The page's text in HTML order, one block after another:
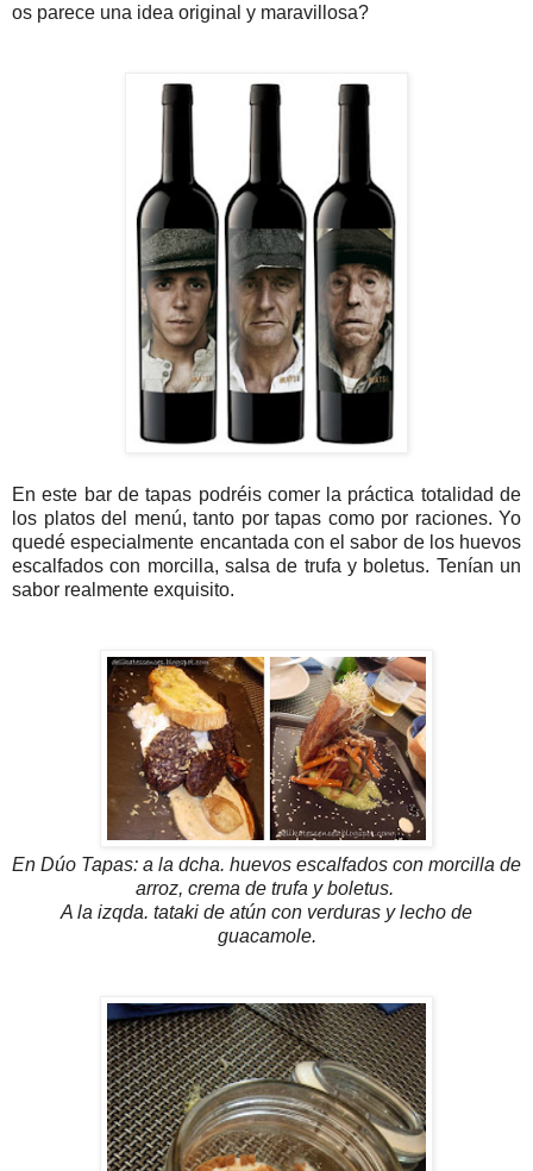
os parece una idea original y maravillosa?
En este bar de tapas podréis comer la práctica totalidad de
los platos del menú, tanto por tapas como por raciones. Yo
quedé especialmente encantada con el sabor de los huevos
escalfados con morcilla, salsa de trufa y boletus. Tenían un
sabor realmente exquisito.
En Dúo Tapas: a la dcha. huevos escalfados con morcilla de
arroz, crema de trufa y boletus.
A la izqda. tataki de atún con verduras y lecho de
guacamole.